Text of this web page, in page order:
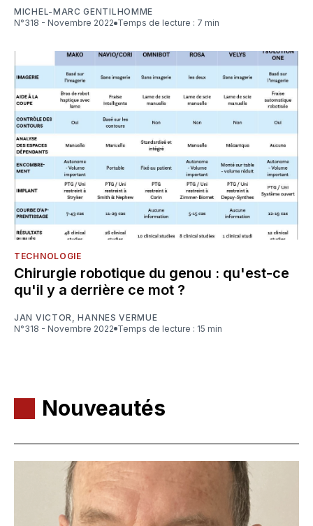
MICHEL-MARC GENTILHOMME
N°318 - Novembre 2022
Temps de lecture : 7 min
TECHNOLOGIE
Chirurgie robotique du genou : qu'est-ce
qu'il y a derrière ce mot ?
JAN VICTOR ,HANNES VERMUE
N°318 - Novembre 2022
Temps de lecture : 15 min
Nouveautés